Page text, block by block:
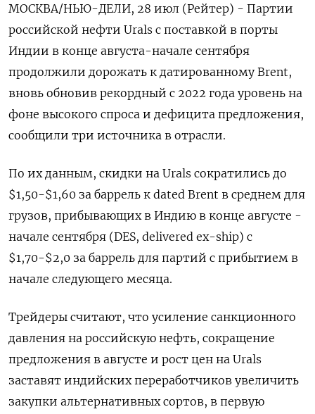
МОСКВА/НЬЮ-ДЕЛИ, 28 июл (Рейтер) - Партии
российской нефти Urals с поставкой в порты
Индии в конце августа-начале сентября
продолжили дорожать к датированному Brent,
вновь обновив рекордный с 2022 года уровень на
фоне высокого спроса и дефицита предложения,
сообщили три источника в отрасли.
По их данным, скидки на Urals сократились до
$1,50-$1,60 за баррель к dated Brent в среднем для
грузов, прибывающих в Индию в конце августе -
начале сентября (DES, delivered ex-ship) с
$1,70-$2,0 за баррель для партий с прибытием в
начале следующего месяца.
Трейдеры считают, что усиление санкционного
давления на российскую нефть, сокращение
предложения в августе и рост цен на Urals
заставят индийских переработчиков увеличить
закупки альтернативных сортов, в первую